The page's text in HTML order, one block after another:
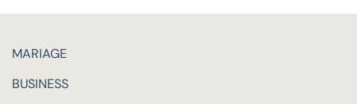
MARIAGE
BUSINESS